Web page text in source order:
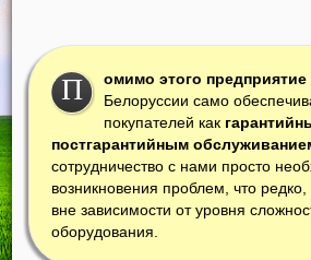
П омимо этого
Белоруссии само
покупателей как
постгарантийным
сотрудничество с нами просто
возникновения проблем, что
вне зависимости от уровня
оборудования.